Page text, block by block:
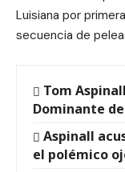
Luisiana por
secuencia de
Tom
Dominante de
Aspinall
el polémico